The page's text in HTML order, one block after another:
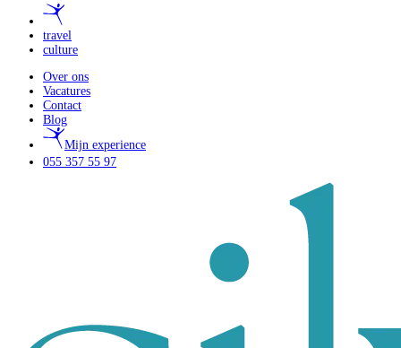
travel
culture
Over ons
Vacatures
Contact
Blog
Mijn experience
055 357 55 97